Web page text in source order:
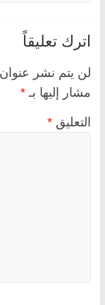
اترك تعليقاً
لن يتم نشر
مشار إليها بـ *
التعليق *